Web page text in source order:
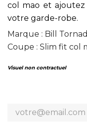
col mao et
votre garde-robe.
Marque : Bill
Coupe : Slim fit col
Visuel non contractuel